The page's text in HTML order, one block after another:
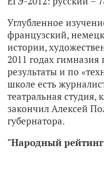
Углубленное
французский,
истории,
2011 годах гимназия
результаты и по
школе есть
театральная студия,
закончил Алексей
губернатора.
"Народный